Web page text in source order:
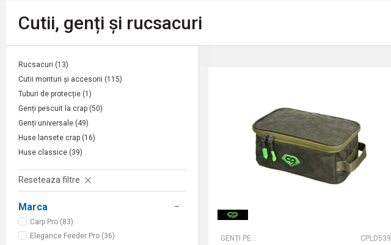
Cutii, genți și rucsacuri
Rucsacuri (13)
Cutii monturi și accesorii (115)
Tuburi de protecție (1)
Genți pescuit la crap (50)
Genți universale (49)
Huse lansete crap (16)
Huse classice (39)
Reseteaza filtre
Marca
Carp Pro (83)
Elegance Feeder Pro (36)
GENȚI PESCUIT LA CRAP